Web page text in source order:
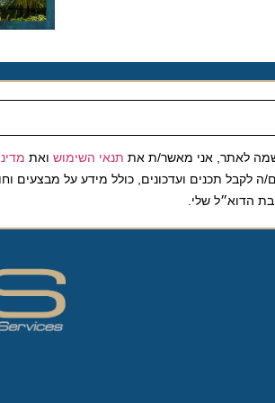
לאתר, אני מאשר/ת אתתנאי השימושואת מדיניות
תכנים ועדכונים, כולל מידע על מבצעים
שלי.